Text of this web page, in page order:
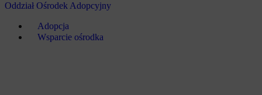
Oddział Ośrodek Adopcyjny
Adopcja
Wsparcie ośrodka